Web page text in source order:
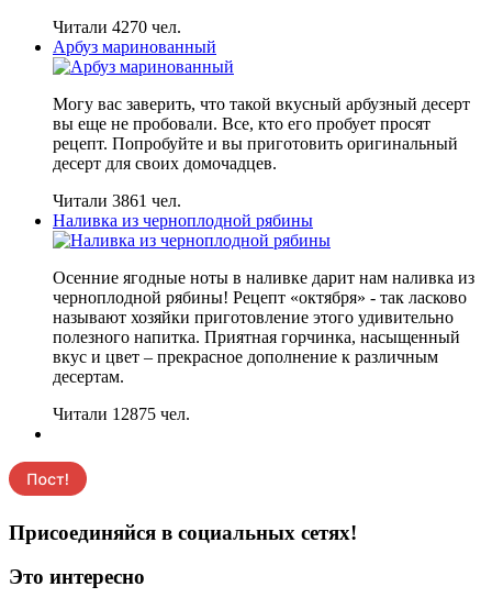
Читали 4270 чел.
Арбуз маринованный
Могу вас заверить, что такой вкусный арбузный десерт
вы еще не пробовали. Все, кто его пробует просят
рецепт. Попробуйте и вы приготовить оригинальный
десерт для своих домочадцев.
Читали 3861 чел.
Наливка из черноплодной рябины
Осенние ягодные ноты в наливке дарит нам наливка из
черноплодной рябины! Рецепт «октября» - так ласково
называют хозяйки приготовление этого удивительно
полезного напитка. Приятная горчинка, насыщенный
вкус и цвет – прекрасное дополнение к различным
десертам.
Читали 12875 чел.
Присоединяйся в социальных сетях!
Это интересно